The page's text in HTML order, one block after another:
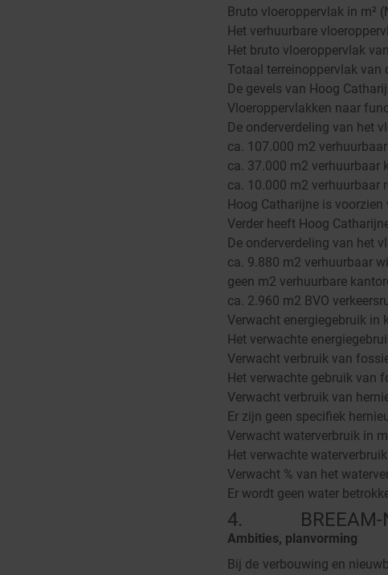
Bruto vloeroppervlak in m²
Het verhuurbare
Het bruto vloeroppervlak
Totaal terreinoppervlak van
De gevels van Hoog
Vloeroppervlakken naar
De onderverdeling van het
ca. 107.000 m2
ca. 37.000 m2 verhuurbaar
ca. 10.000 m2 verhuurbaar
Hoog Catharijne is voorzien
Verder heeft Hoog
De onderverdeling van het
ca. 9.880 m2 verhuurbaar
geen m2 verhuurbare
ca. 2.960 m2 BVO
Verwacht energiegebruik in
Het verwachte
Verwacht verbruik van
Het verwachte gebruik van
Verwacht verbruik van
Er zijn geen specifiek
Verwacht waterverbruik in
Het verwachte
Verwacht % van het
Er wordt geen water
4. BREEAM-
Ambities, planvorming
Bij de verbouwing en